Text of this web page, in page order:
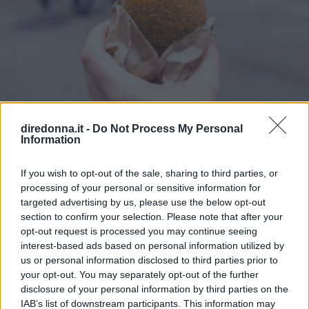
diredonna.it - Do Not Process My Personal
Information
If you wish to opt-out of the sale, sharing to third parties, or
processing of your personal or sensitive information for
targeted advertising by us, please use the below opt-out
section to confirm your selection. Please note that after your
opt-out request is processed you may continue seeing
interest-based ads based on personal information utilized by
us or personal information disclosed to third parties prior to
your opt-out. You may separately opt-out of the further
disclosure of your personal information by third parties on the
IAB’s list of downstream participants. This information may
frattempo fate rosolare la cipolla nell’olio, aggiungete le
zucchine a rondelle, fate cuocere 10 minuti, aggiungere lo
zafferano sciolto in poca acqua di cottura, sale e pepe.
Dopo 5 minuti aggiungete il bicchiere di latte, il farro
scolato e fate saltare per qualche minuto. Mantecate con
parmigiano e servite con una spolverata di erba cipollina
peperone 1 cipolla salsa di soia, olio extravergine di oliva,
sale e pepe Procedimento Fate bollire i fagiolini,
le uova in una padella oliata e strapazzatele. In un’altra
padella rosolate la cipolla in olio, aggiungete un peperone
a striscioline e fate saltare a fuoco vivo. Aggiungete
germogli di soia, il farro, i fagiolini e salsa di soia. Cuocete
un paio di minuti e aggiungete le uova strapazzate. Zuppa
di farro e ceci Ingredienti 150 g di farro perlato 1 barattolo
di ceci 100 g di passata di pomodoro 1 cipolla, 1 carota, 1
costa di sedano 40 g di pancetta tesa olio extravergine di
oliva, sale e pepe Procedimento In una padella oliata fate
RICETTE
Quale riso usare per l'arancino
siciliano
Scoprite tutte le varianti e i trucchetti per cucinare gli
arancini di riso, ricetta siciliana ricca di sapore e facilissima
da realizzare